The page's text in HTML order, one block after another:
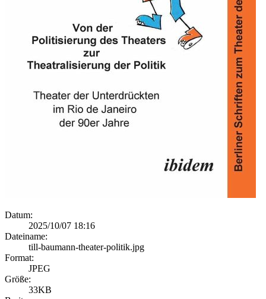
Datum:
2025/10/07 18:16
Dateiname:
till-baumann-theater-politik.jpg
Format:
JPEG
Größe:
33KB